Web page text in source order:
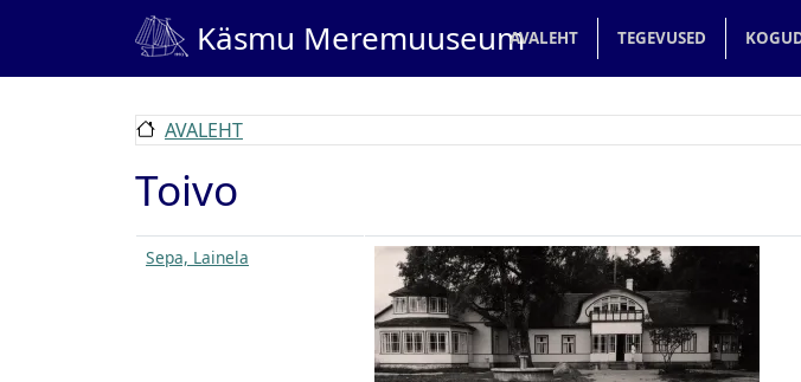
Liigu edasi põhisisu juurde
Käsmu MeremuuseumMain navigation
AVALEHT TEGEVUSED
AVALEHT
Toivo
Sepa, Lainela